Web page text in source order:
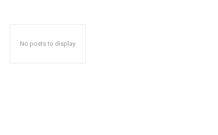
No posts to display